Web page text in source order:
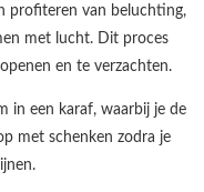
profiteren van beluchting,
met lucht. Dit proces
en te verzachten.
in een karaf, waarbij je de
met schenken zodra je